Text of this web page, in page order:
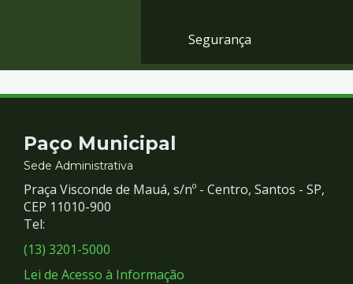
Segurança
Contato
e
Redes
Sociais
Paço Municipal
Sede Administrativa
Praça Visconde de Mauá, s/nº - Centro, Santos - SP,
CEP 11010-900
Tel:
(13) 3201-5000
Lei de Acesso à Informação